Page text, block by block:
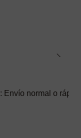
☑️